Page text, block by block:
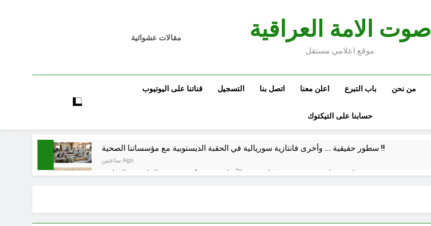
صوت الامة العراقية
موقع اعلامي مستقل
مقالات عشوائية
من نحن باب التبرع اعلن معنا اتصل بنا التسجيل قناتنا على اليوتيوب
حسابنا على التيكتوك
سطور حقيقية … وأخرى فانتازية سوريالية في الحقبة الديستوبية مع مؤسساتنا الصحية !!
ساعتين Ago
كتب ثقافية جديدة …دَردَشَاتٌ ومُشَاكَسَاتٌ صُحَفيةٌ في مقهى الماسِنجرِ الثقافي
كلمات قرآنية لها علاقة بمشاة أربعين الحسين: تسقي، آثر (ح 11)